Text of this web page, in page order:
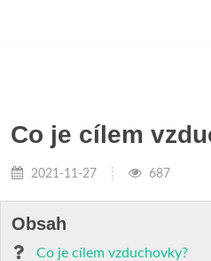
Co je cílem
2021-11-27 687
Obsah
Co je cílem vzduchovky?